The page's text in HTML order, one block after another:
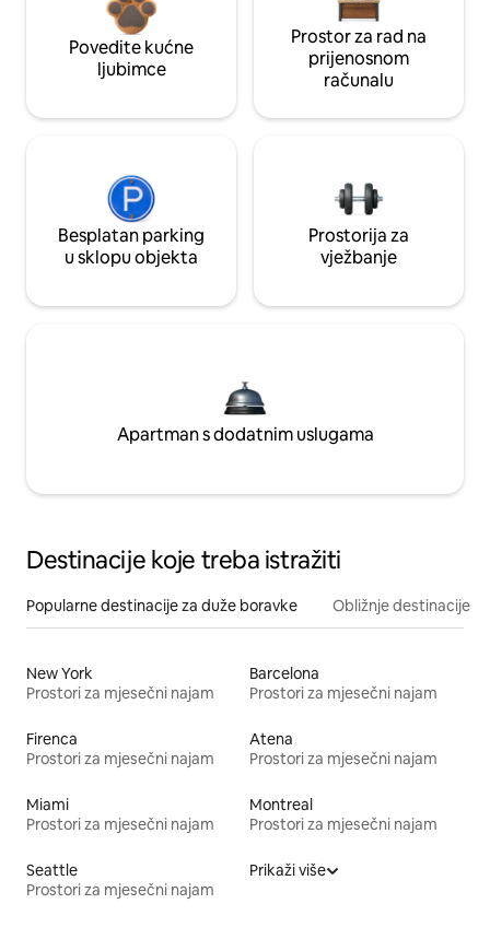
Povedite kućne
ljubimce
Prostor za rad na
prijenosnom
računalu
Besplatan parking
u sklopu objekta
Prostorija za
vježbanje
Apartman s dodatnim uslugama
Destinacije koje treba istražiti
Popularne destinacije za duže boravke Obližnje destinacije
New York
Prostori za mjesečni najam
Barcelona
Prostori za mjesečni najam
Firenca
Prostori za mjesečni najam
Atena
Prostori za mjesečni najam
Miami
Prostori za mjesečni najam
Montreal
Prostori za mjesečni najam
Seattle
Prostori za mjesečni najam
Prikaži više